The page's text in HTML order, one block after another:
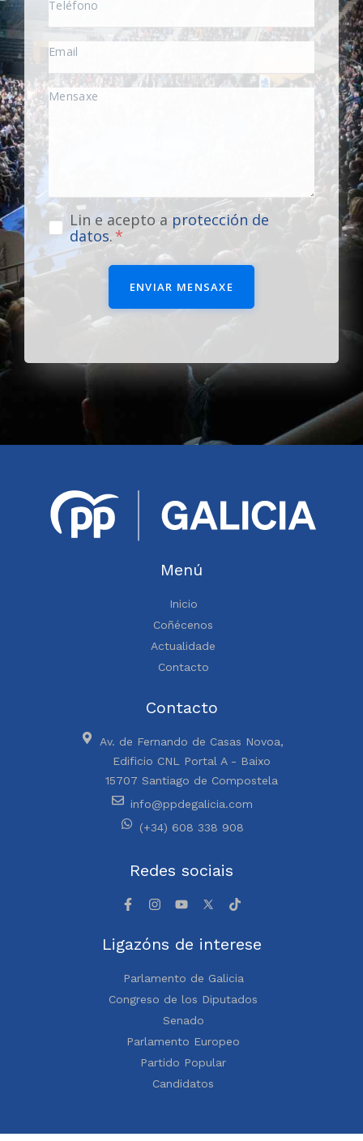
Lin e acepto a protección de
datos.
ENVIAR MENSAXE
Menú
Inicio
Coñécenos
Actualidade
Contacto
Contacto
Av. de Fernando de Casas Novoa,
Edificio CNL Portal A - Baixo
15707 Santiago de Compostela
info@ppdegalicia.com
(+34) 608 338 908
Redes sociais
Ligazóns de interese
Parlamento de Galicia
Congreso de los Diputados
Senado
Parlamento Europeo
Partido Popular
Candidatos